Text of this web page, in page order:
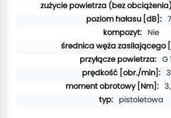
Nie
G
pistoletowa